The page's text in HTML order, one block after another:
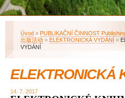
Úvod » PUBLIKAČNÍ ČINNOST
出版活动 » ELEKTRONICKÁ VYDÁNÍ »
VYDÁNÍ
ELEKTRONICKÁ
14. 7. 2017